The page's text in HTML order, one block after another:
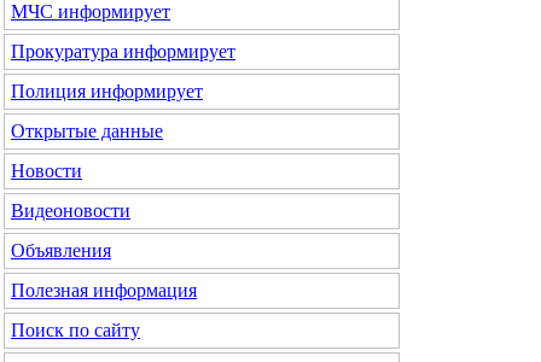
МЧС информирует
Прокуратура информирует
Полиция информирует
Открытые данные
Новости
Видеоновости
Объявления
Полезная информация
Поиск по сайту